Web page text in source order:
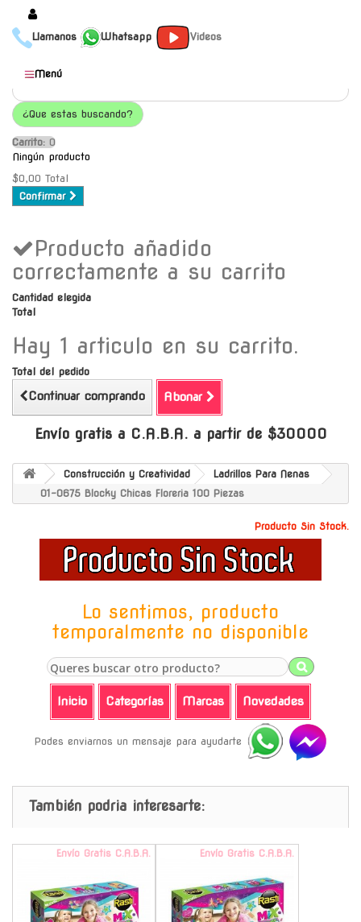
Llamanos Whatsapp Videos
Productos
Populares
Categorías
Marcas
Mayoristas
Contacto
Envío gratis a C.A.B.A. a
partir de $30000
Menú
¿Que estas buscando?
Carrito: O
Ningún producto
$0,00 Total
Confirmar
Producto añadido
correctamente a su carrito
Cantidad elegida
Total
Hay 1 articulo en su carrito.
Total del pedido
Continuar comprando Abonar
Envío gratis a C.A.B.A. a partir de $30000
Construcción y Creatividad
Ladrillos Para Nenas
01-0675 Blocky Chicas Floreria 100 Piezas
Producto Sin Stock.
Lo sentimos, producto
temporalmente no disponible
Inicio Categorías Marcas Novedades
Podes enviarnos un mensaje para ayudarte
También podria interesarte:
Envío Gratis C.A.B.A. Envío Gratis C.A.B.A.